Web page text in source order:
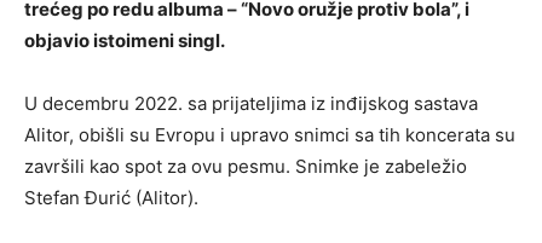
trećeg po redu albuma – “Novo oružje protiv bola”, i
objavio istoimeni singl.
U decembru 2022. sa prijateljima iz inđijskog sastava
Alitor, obišli su Evropu i upravo snimci sa tih koncerata su
završili kao spot za ovu pesmu. Snimke je zabeležio
Stefan Đurić (Alitor).